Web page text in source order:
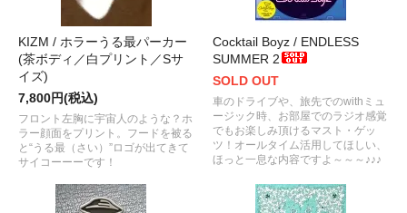
KIZM / ホラーうる最パーカー
(茶ボディ／白プリント／Sサ
イズ)
7,800円(税込)
フロント左胸に宇宙人のような？ホ
ラー顔面をプリント。フードを被る
と“うる最（さい）”ロゴが出てきて
サイコーーーです！
Cocktail Boyz / ENDLESS
SUMMER 2
SOLD OUT
車のドライブや、旅先でのwithミュ
ージック時、お部屋でのラジオ感覚
でもお楽しみ頂けるマスト・ゲッ
ツ！オールタイム活用してほしい、
ほっと一息な内容ですよ～～～♪♪♪